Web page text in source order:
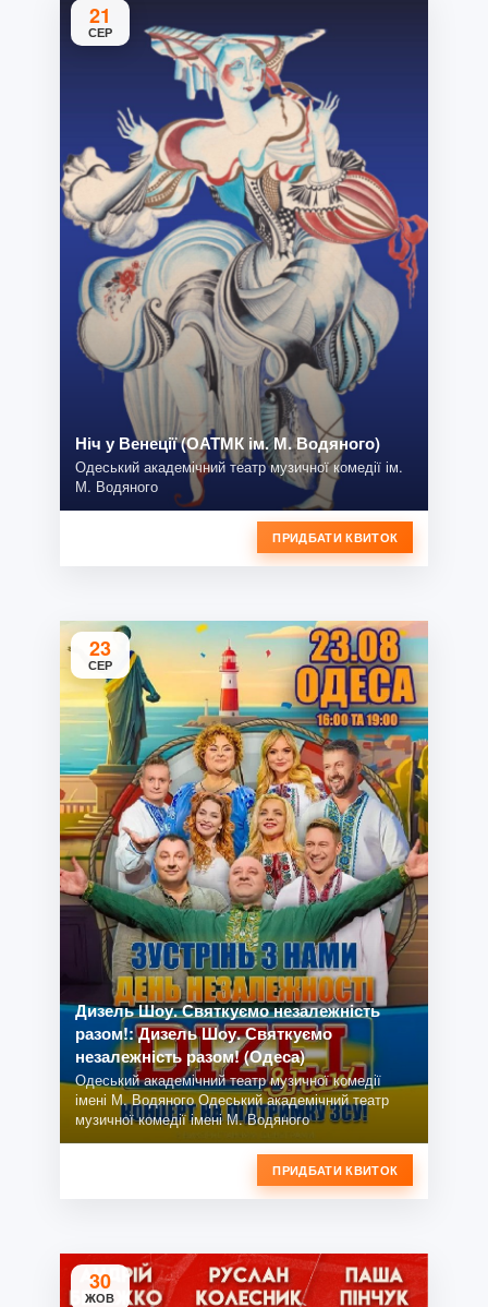
21
СЕР
Ніч у Венеції (ОАТМК ім. М. Водяного)
Одеський академічний театр музичної комедії ім.
М. Водяного
ПРИДБАТИ КВИТОК
23
СЕР
Дизель Шоу. Святкуємо незалежність
разом!: Дизель Шоу. Святкуємо
незалежність разом! (Одеса)
Одеський академічний театр музичної комедії
імені М. Водяного Одеський академічний театр
музичної комедії імені М. Водяного
ПРИДБАТИ КВИТОК
30
ЖОВ